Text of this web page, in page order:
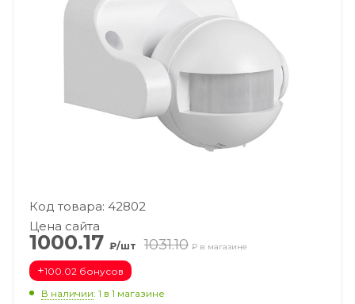
Код товара: 42802
Цена сайта
1000.17 ₽/шт 1031.10 ₽ в магазине
+100.02 бонусов
В наличии: 1 в 1 магазине